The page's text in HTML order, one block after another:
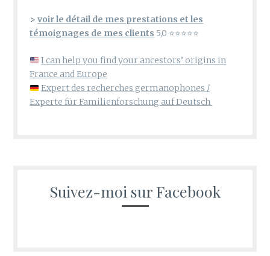
>voir le détail de mes prestations et les
témoignages de mes clients 5,0 ⭐⭐⭐⭐⭐
I can help you find your ancestors’ origins in
France and Europe
Expert des recherches germanophones /
Experte für Familienforschung auf Deutsch
Suivez-moi sur Facebook